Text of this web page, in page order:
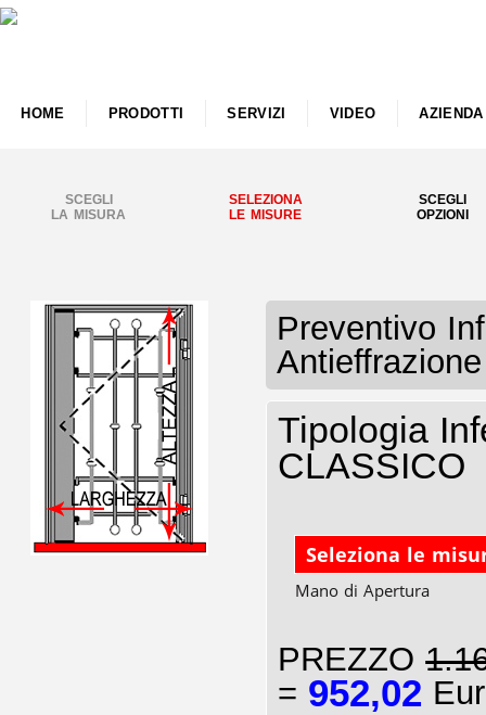
HOME PRODOTTI SERVIZI VIDEO AZIENDA
SCEGLI
LA MISURA
SELEZIONA
LE MISURE
SCEGLI
OPZIONI
Preventivo
Tipologia
CLASSICO
Seleziona le
Mano di Apertura
PREZZO
= 952,02